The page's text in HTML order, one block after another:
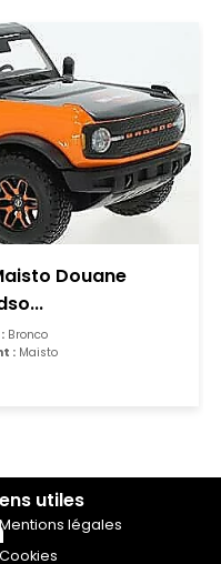
Douane
Bronco
: Maisto
utiles
Mentions légales
Cookies